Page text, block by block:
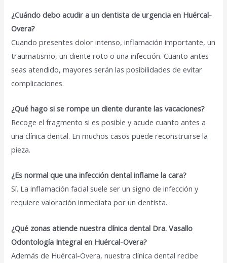
¿Cuándo debo acudir a un dentista de urgencia en Huércal-
Overa?
Cuando presentes dolor intenso, inflamación importante, un
traumatismo, un diente roto o una infección. Cuanto antes
seas atendido, mayores serán las posibilidades de evitar
complicaciones.
¿Qué hago si se rompe un diente durante las vacaciones?
Recoge el fragmento si es posible y acude cuanto antes a
una clínica dental. En muchos casos puede reconstruirse la
pieza.
¿Es normal que una infección dental inflame la cara?
Sí. La inflamación facial suele ser un signo de infección y
requiere valoración inmediata por un dentista.
¿Qué zonas atiende nuestra clínica dental Dra. Vasallo
Odontología Integral en Huércal-Overa?
Además de Huércal-Overa, nuestra clínica dental recibe